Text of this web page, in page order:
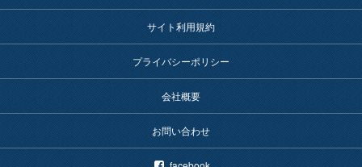
サイト利用規約
プライバシーポリシー
会社概要
お問い合わせ